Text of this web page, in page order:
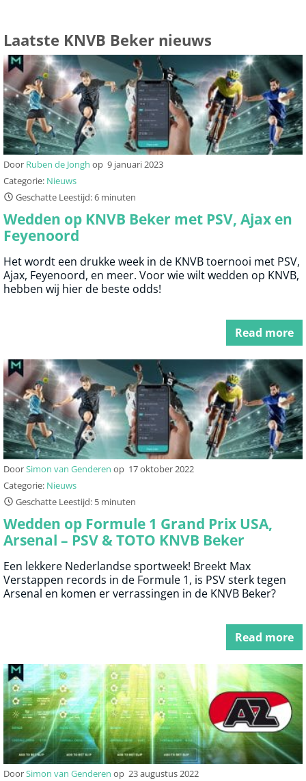
Laatste KNVB Beker nieuws
Door Ruben de Jongh op 9 januari 2023
Categorie: Nieuws
Geschatte Leestijd: 6 minuten
Wedden op KNVB Beker met PSV, Ajax en
Feyenoord
Het wordt een drukke week in de KNVB toernooi met PSV,
Ajax, Feyenoord, en meer. Voor wie wilt wedden op KNVB,
hebben wij hier de beste odds!
Read more
DoorSimon van Genderen op 17 oktober 2022
Categorie: Nieuws
Geschatte Leestijd: 5 minuten
Wedden op Formule 1 Grand Prix USA,
Arsenal – PSV & TOTO KNVB Beker
Een lekkere Nederlandse sportweek! Breekt Max
Verstappen records in de Formule 1, is PSV sterk tegen
Arsenal en komen er verrassingen in de KNVB Beker?
Read more
DoorSimon van Genderen op 23 augustus 2022